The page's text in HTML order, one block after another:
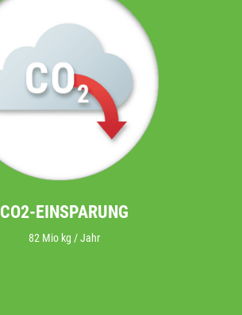
CO2-EINSPARUNG
82 Mio kg / Jahr